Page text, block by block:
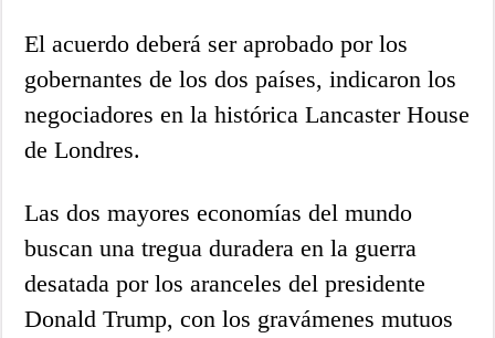
El acuerdo deberá ser aprobado por los
gobernantes de los dos países, indicaron los
negociadores en la histórica Lancaster House
de Londres.
Las dos mayores economías del mundo
buscan una tregua duradera en la guerra
desatada por los aranceles del presidente
Donald Trump, con los gravámenes mutuos